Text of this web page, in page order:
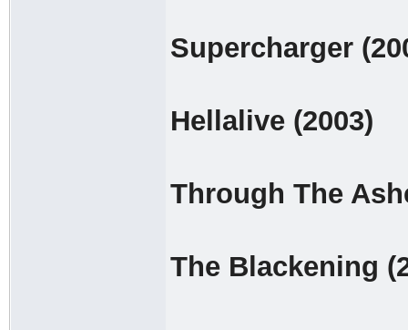
Supercharger
Hellalive (2003)
Through The
The Blackening